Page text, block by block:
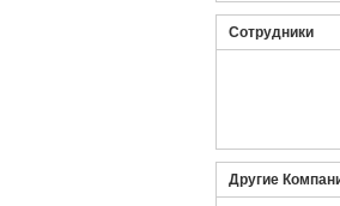
Сотрудники
Другие